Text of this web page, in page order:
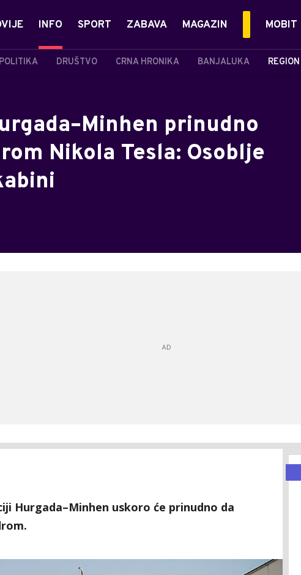
INFO
POLITIKA DRUŠTVO CRNA HRONIKA BANJALUKA REGION
SPORT ZABAVA MAGAZIN MOBIT
prinudno
Nikola Tesla: Osoblje
Hurgada–Minhen uskoro će prinudno da